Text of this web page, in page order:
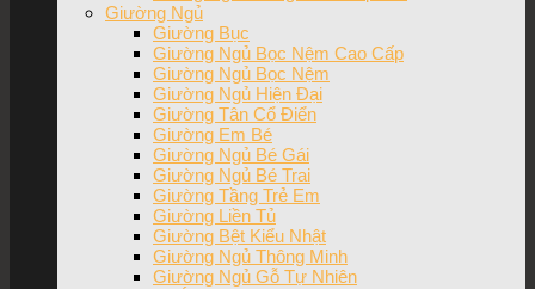
Giường Ngủ
Giường Bục
Giường Ngủ Bọc Nệm Cao Cấp
Giường Ngủ Bọc Nệm
Giường Ngủ Hiện Đại
Giường Tân Cổ Điển
Giường Em Bé
Giường Ngủ Bé Gái
Giường Ngủ Bé Trai
Giường Tầng Trẻ Em
Giường Liền Tủ
Giường Bệt Kiểu Nhật
Giường Ngủ Thông Minh
Giường Ngủ Gỗ Tự Nhiên